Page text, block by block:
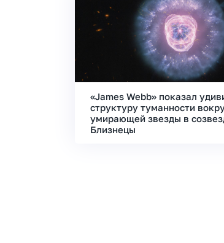
«James Webb» показал
структуру туманности
умирающей звезды в
Близнецы